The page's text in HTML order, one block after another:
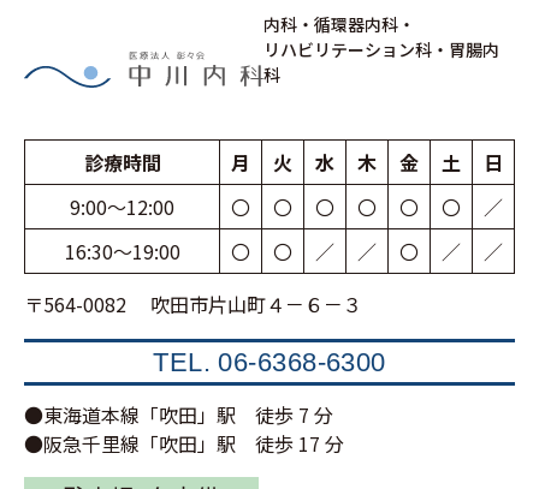
ー
送
り
内科・循環器内科・
リハビリテーション科・胃腸内
科
診療時間 月 火 水 木 金 土
日
9:00〜12:00
〇 〇 〇 〇 〇 〇
／
16:30〜19:00
〇 〇 ／ ／ 〇 ／
／
〒564-0082 吹田市片山町４－６－３
TEL.06-6368-6300
●東海道本線「吹田」駅 徒歩 7 分
●阪急千里線「吹田」駅 徒歩 17 分